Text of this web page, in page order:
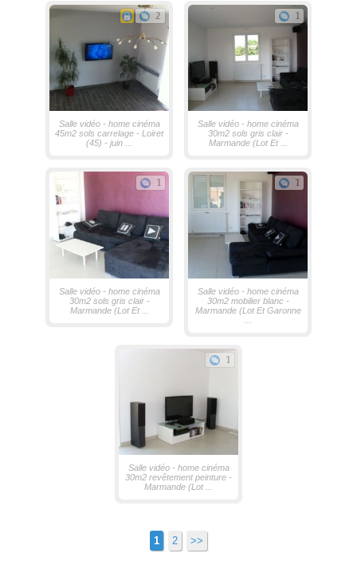
2
Salle vidéo - home cinéma
45m2 sols carrelage - Loiret
(45) - juin ...
1
Salle vidéo - home cinéma
30m2 sols gris clair -
Marmande (Lot Et ...
1
Salle vidéo - home cinéma
30m2 sols gris clair -
Marmande (Lot Et ...
1
Salle vidéo - home cinéma
30m2 mobilier blanc -
Marmande (Lot Et Garonne
1
Salle vidéo - home cinéma
30m2 revêtement peinture -
Marmande (Lot ...
1 2 >>